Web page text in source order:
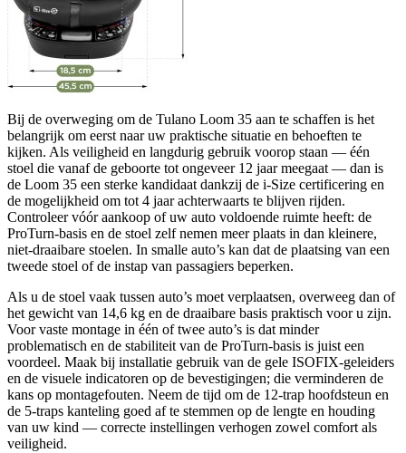
Bij de overweging om de Tulano Loom 35 aan te schaffen is het
belangrijk om eerst naar uw praktische situatie en behoeften te
kijken. Als veiligheid en langdurig gebruik voorop staan — één
stoel die vanaf de geboorte tot ongeveer 12 jaar meegaat — dan is
de Loom 35 een sterke kandidaat dankzij de i‑Size certificering en
de mogelijkheid om tot 4 jaar achterwaarts te blijven rijden.
Controleer vóór aankoop of uw auto voldoende ruimte heeft: de
ProTurn‑basis en de stoel zelf nemen meer plaats in dan kleinere,
niet‑draaibare stoelen. In smalle auto’s kan dat de plaatsing van een
tweede stoel of de instap van passagiers beperken.
Als u de stoel vaak tussen auto’s moet verplaatsen, overweeg dan of
het gewicht van 14,6 kg en de draaibare basis praktisch voor u zijn.
Voor vaste montage in één of twee auto’s is dat minder
problematisch en de stabiliteit van de ProTurn‑basis is juist een
voordeel. Maak bij installatie gebruik van de gele ISOFIX‑geleiders
en de visuele indicatoren op de bevestigingen; die verminderen de
kans op montagefouten. Neem de tijd om de 12‑trap hoofdsteun en
de 5‑traps kanteling goed af te stemmen op de lengte en houding
van uw kind — correcte instellingen verhogen zowel comfort als
veiligheid.